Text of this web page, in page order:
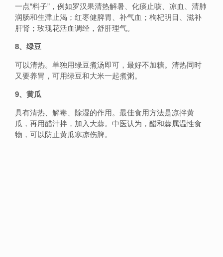
一点“料子”，例如罗汉果清热解暑、化痰止咳、凉血、清肺
润肠和生津止渴；红枣健脾胃、补气血；枸杞明目、滋补
肝肾；玫瑰花活血调经，舒肝理气。
8、绿豆
可以清热。单独用绿豆煮汤即可，最好不加糖。清热同时
又要养胃，可用绿豆和大米一起煮粥。
9、黄瓜
具有清热、解毒、除湿的作用。最佳食用方法是凉拌黄
瓜，再用醋汁拌，加入大蒜。中医认为，醋和蒜属温性食
物，可以防止黄瓜寒凉伤脾。